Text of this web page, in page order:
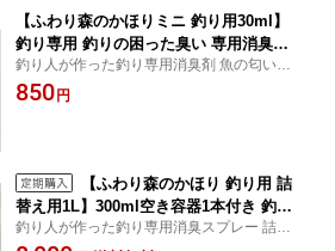
【ふわり森のかほりミニ 釣り用30ml】
釣り専用 釣りの困った臭い 専用消臭ス
プレー 携帯用 デオドラント 植物性の天
然消臭剤 脱臭剤 グリル シンク 魚臭 生
釣り人が作った釣り専用消臭剤 魚の匂いを
強力消臭、脱臭、消臭剤、芳香剤 除菌 天然
成分、植物性、ひのきの抽出液を使用した
850 円
【ふわり森のかほり 釣り用 詰
替え用1L】300ml空き容器1本付き 釣り
専用 釣りの困った臭い 専用消臭スプレ
釣り人が作った釣り専用消臭スプレー 詰替
え用 WEBショップ限定販売 魚の匂いを強